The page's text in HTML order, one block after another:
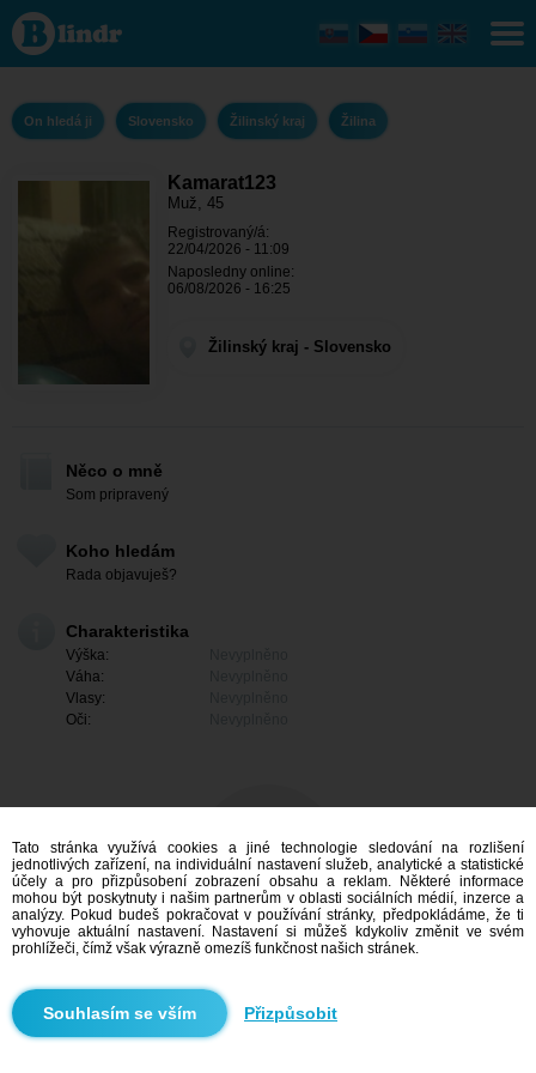
Kamarat123
- On hledá
ji Žilinský
kraj - Žilina
On hledá ji Slovensko Žilinský kraj Žilina
Kamarat123
Muž, 45
Registrovaný/á:
22/04/2026 - 11:09
Naposledny online:
06/08/2026 - 16:25
Žilinský kraj - Slovensko
Něco o mně
Som pripravený
Koho hledám
Rada objavuješ?
Charakteristika
Výška:
Váha:
Vlasy:
Oči:
Mám zájem
Vyhledávání
Tato stránka využívá cookies a jiné technologie sledování na rozlišení
jednotlivých zařízení, na individuální nastavení služeb, analytické a statistické
účely a pro přizpůsobení zobrazení obsahu a reklam. Některé informace
mohou být poskytnuty i našim partnerům v oblasti sociálních médií, inzerce a
analýzy. Pokud budeš pokračovat v používání stránky, předpokládáme, že ti
vyhovuje aktuální nastavení. Nastavení si můžeš kdykoliv změnit ve svém
prohlížeči, čímž však výrazně omezíš funkčnost našich stránek.
Přizpůsobit